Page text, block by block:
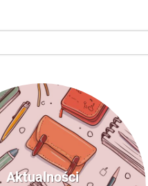
Aktualności